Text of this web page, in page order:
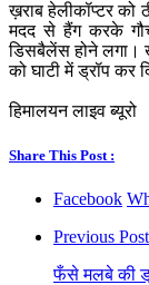
ख़राब हेलीकॉप्टर
मदद से हैंग करके
डिसबैलेंस होने लगा।
को घाटी में ड्रॉप कर
हिमालयन लाइव ब्यूरो
Share This Post :
Facebook
Previous Post
फँसे मलबे की